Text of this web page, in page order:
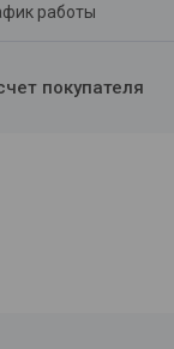
работы
покупателя